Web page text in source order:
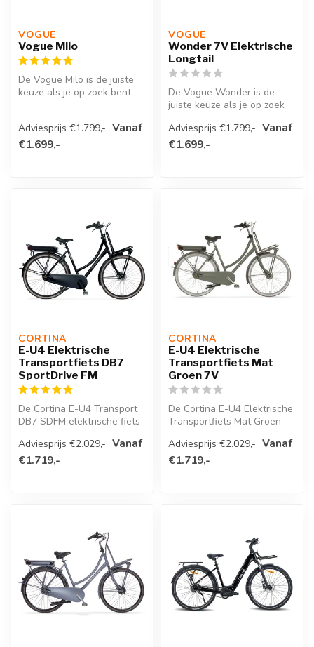
VOGUE
Vogue Milo
De Vogue Milo is de juiste
keuze als je op zoek bent
Adviesprijs €1.799,- Vanaf
€1.699,-
VOGUE
Wonder 7V Elektrische
Longtail
De Vogue Wonder is de
juiste keuze als je op zoek
st...
Adviesprijs €1.799,- Vanaf
€1.699,-
CORTINA
E-U4 Elektrische
Transportfiets DB7
SportDrive FM
De Cortina E-U4 Transport
DB7 SDFM elektrische fiets
Adviesprijs €2.029,- Vanaf
€1.719,-
CORTINA
E-U4 Elektrische
Transportfiets Mat
Groen 7V
De Cortina E-U4 Elektrische
Transportfiets Mat Groen
Adviesprijs €2.029,- Vanaf
€1.719,-